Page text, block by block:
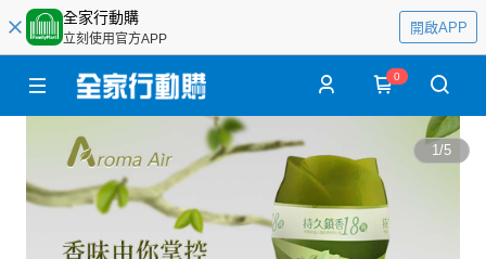
全家行動購
立刻使用官方APP
開啟APP
0
1/5